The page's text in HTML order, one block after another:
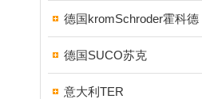
德国kromSchroder霍科德
德国SUCO苏克
意大利TER